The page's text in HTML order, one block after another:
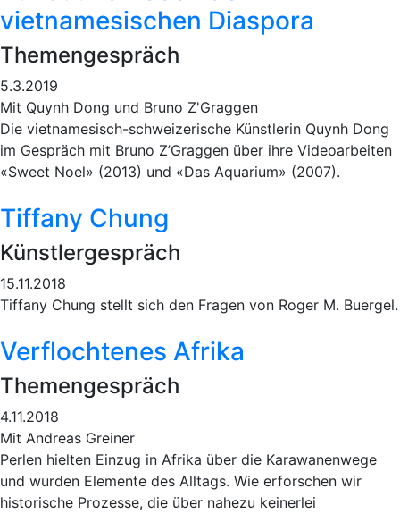
vietnamesischen Diaspora
Themengespräch
5.3.2019
Mit Quynh Dong und Bruno Z'Graggen
Die vietnamesisch-schweizerische Künstlerin Quynh Dong
im Gespräch mit Bruno Z’Graggen über ihre Videoarbeiten
«Sweet Noel» (2013) und «Das Aquarium» (2007).
Tiffany Chung
Künstlergespräch
15.11.2018
Tiffany Chung stellt sich den Fragen von Roger M. Buergel.
Verflochtenes Afrika
Themengespräch
4.11.2018
Mit Andreas Greiner
Perlen hielten Einzug in Afrika über die Karawanenwege
und wurden Elemente des Alltags. Wie erforschen wir
historische Prozesse, die über nahezu keinerlei